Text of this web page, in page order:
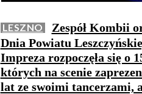
LESZNO
Zespół Kombii
Dnia Powiatu
Impreza rozpoczęła się o
których na scenie
lat ze swoimi tancerzami,